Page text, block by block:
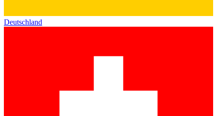
Deutschland